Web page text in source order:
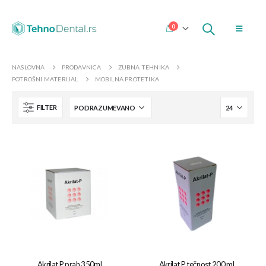
0
NASLOVNA PRODAVNICA
ZUBNA TEHNIKA
POTROŠNI MATERIJAL
MOBILNA PROTETIKA
FILTER